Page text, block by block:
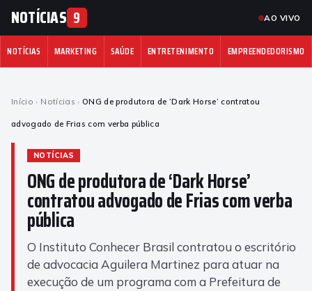
NOTÍCIAS 9 AO VIVO
NOTÍCIAS MARKETING SAÚDE ENTRETENIMENTO EMPREENDEDORISMO
Início › Notícias › ONG de produtora de ‘Dark Horse’ contratou
advogado de Frias com verba pública
NOTÍCIAS
ONG de produtora de ‘Dark Horse’
contratou advogado de Frias com verba
pública
O Instituto Conhecer Brasil contratou o escritório
de advocacia Aguilera Martinez para atuar na
execução de um programa com a Prefeitura de